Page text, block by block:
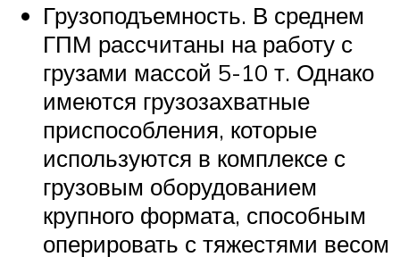
Грузоподъемность. В среднем
ГПМ рассчитаны на работу с
грузами массой 5-10 т. Однако
имеются грузозахватные
приспособления, которые
используются в комплексе с
грузовым оборудованием
крупного формата, способным
оперировать с тяжестями весом